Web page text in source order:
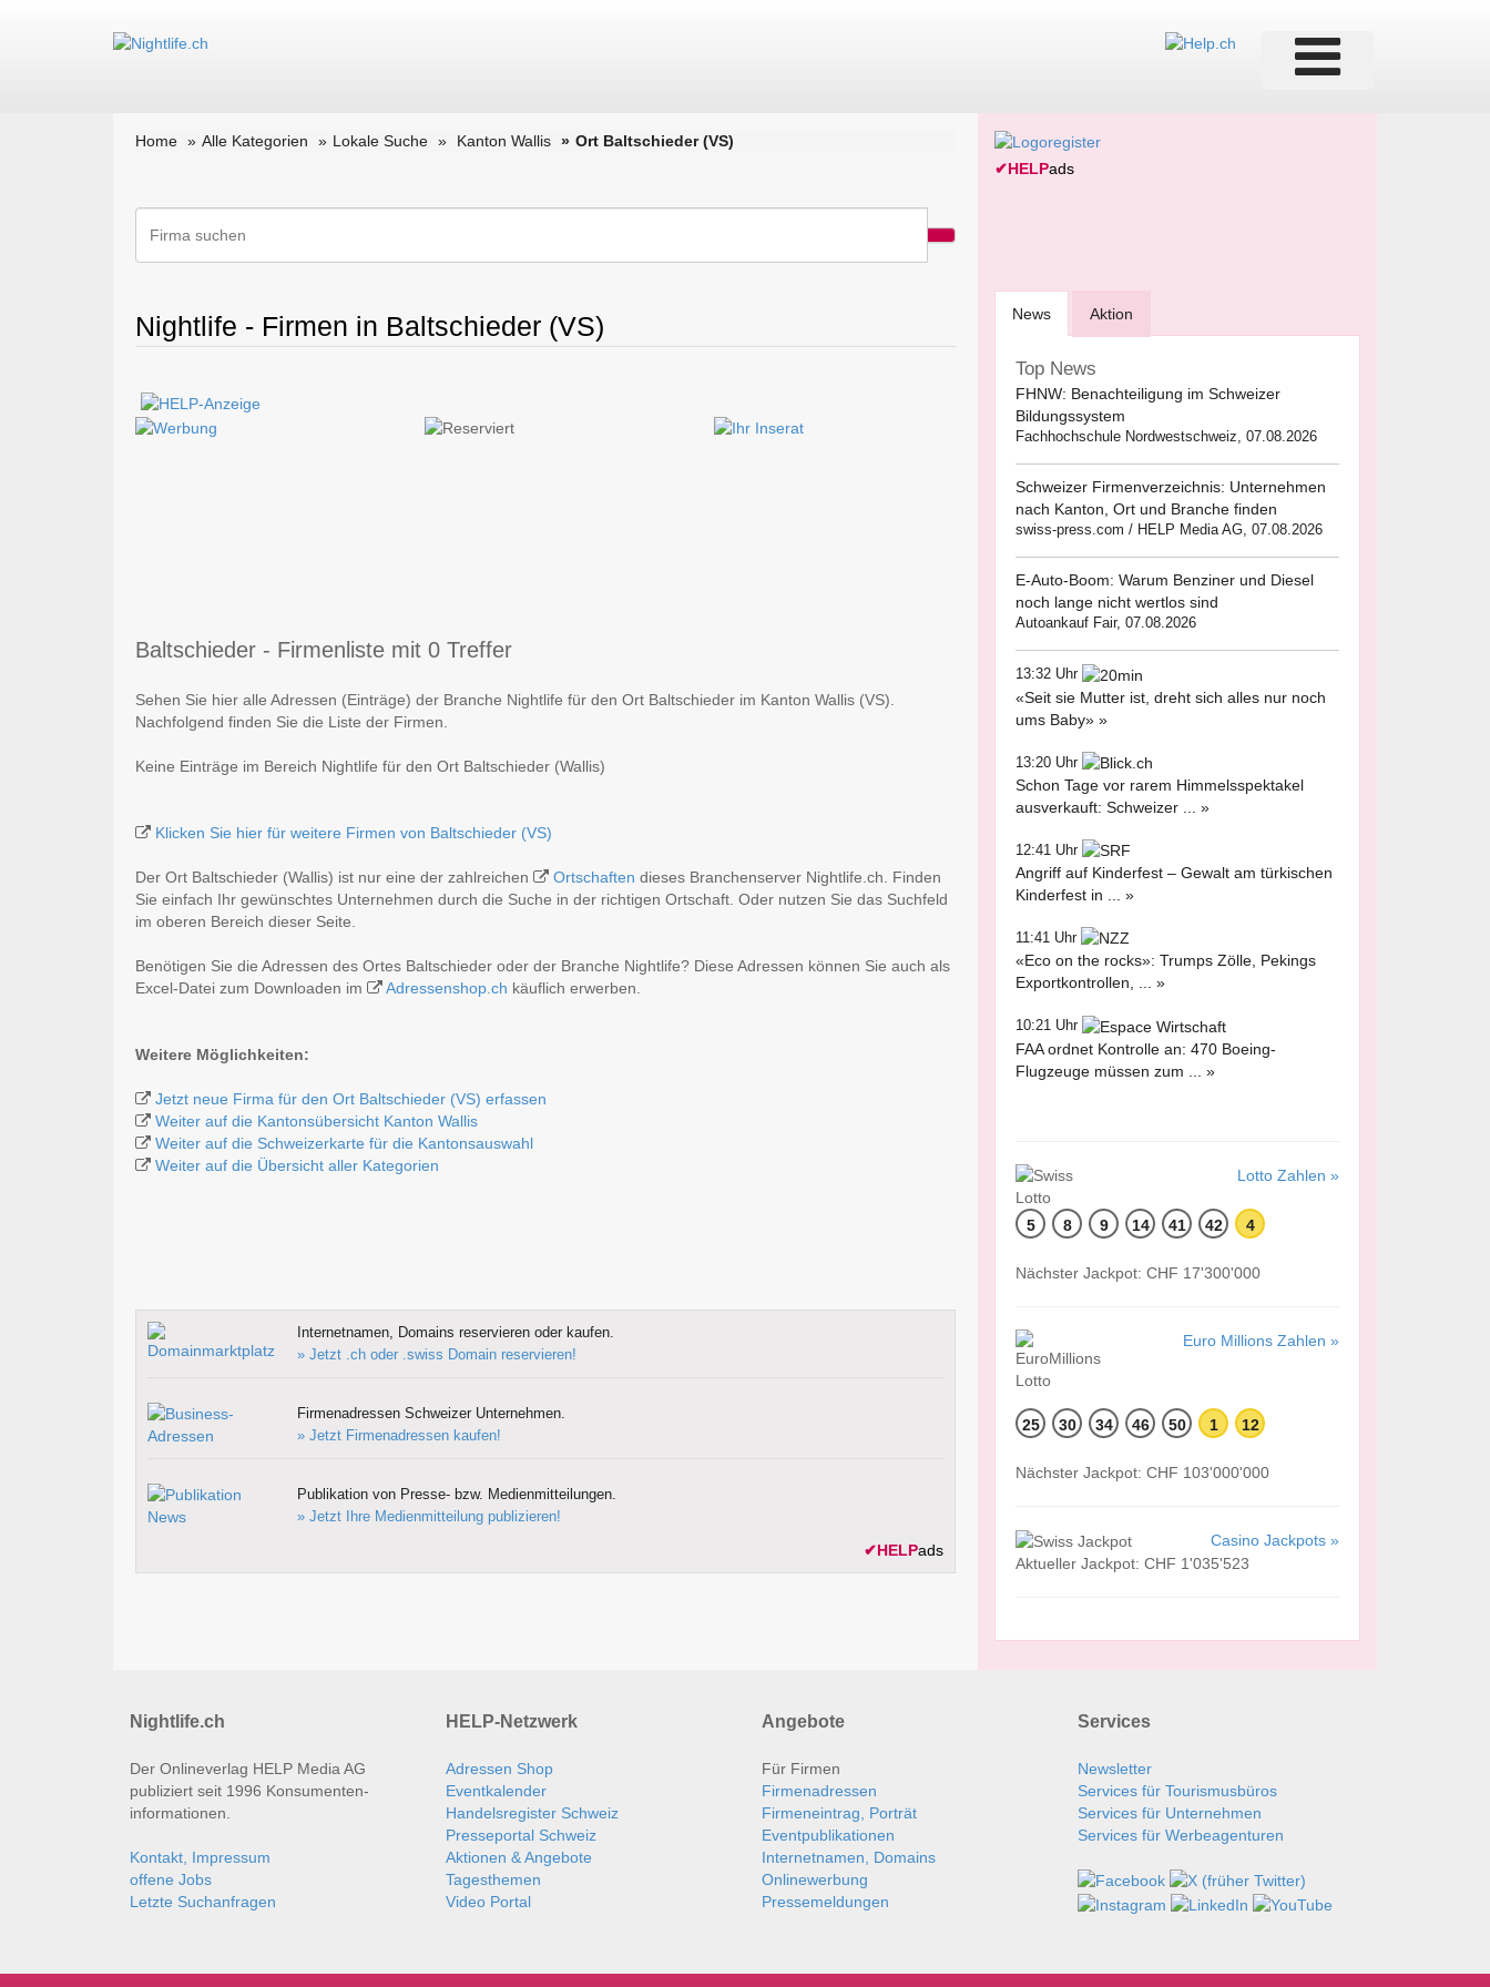
Home Alle Kategorien Lokale Suche Kanton Wallis Ort Baltschieder (VS)
Nightlife - Firmen in Baltschieder (VS)
Baltschieder - Firmenliste mit 0 Treffer
Sehen Sie hier alle Adressen (Einträge) der Branche Nightlife für den Ort Baltschieder im Kanton Wallis (VS).
Nachfolgend finden Sie die Liste der Firmen.
Keine Einträge im Bereich Nightlife für den Ort Baltschieder (Wallis)
Klicken Sie hier für weitere Firmen von Baltschieder (VS)
Der Ort Baltschieder (Wallis) ist nur eine der zahlreichen Ortschaften dieses Branchenserver Nightlife.ch. Finden
Sie einfach Ihr gewünschtes Unternehmen durch die Suche in der richtigen Ortschaft. Oder nutzen Sie das Suchfeld
im oberen Bereich dieser Seite.
Benötigen Sie die Adressen des Ortes Baltschieder oder der Branche Nightlife? Diese Adressen können Sie auch als
Excel-Datei zum Downloaden im
Adressenshop.ch käuflich erwerben.
Weitere Möglichkeiten:
Jetzt neue Firma für den Ort Baltschieder (VS) erfassen
Weiter auf die Kantonsübersicht Kanton Wallis
Weiter auf die Schweizerkarte für die Kantonsauswahl
Weiter auf die Übersicht aller Kategorien
Internetnamen, Domains reservieren oder kaufen.
» Jetzt .ch oder .swiss Domain reservieren!
Firmenadressen Schweizer Unternehmen.
» Jetzt Firmenadressen kaufen!
Publikation von Presse- bzw. Medienmitteilungen.
» Jetzt Ihre Medienmitteilung publizieren!
✔HELPads
✔HELPads
News Aktion
Top News
FHNW: Benachteiligung im Schweizer
Bildungssystem
Fachhochschule Nordwestschweiz, 07.08.2026
Schweizer Firmenverzeichnis: Unternehmen
nach Kanton, Ort und Branche finden
swiss-press.com / HELP Media AG, 07.08.2026
E-Auto-Boom: Warum Benziner und Diesel
noch lange nicht wertlos sind
Autoankauf Fair, 07.08.2026
13:32 Uhr
«Seit sie Mutter ist, dreht sich alles nur noch
ums Baby» »
13:20 Uhr
Schon Tage vor rarem Himmelsspektakel
ausverkauft: Schweizer ... »
12:41 Uhr
Angriff auf Kinderfest – Gewalt am türkischen
Kinderfest in ... »
11:41 Uhr
«Eco on the rocks»: Trumps Zölle, Pekings
Exportkontrollen, ... »
10:21 Uhr
FAA ordnet Kontrolle an: 470 Boeing-
Flugzeuge müssen zum ... »
Lotto Zahlen »
5 8 9 14 41 42 4
Nächster Jackpot: CHF 17'300'000
Euro Millions Zahlen »
25 30 34 46 50 1 12
Nächster Jackpot: CHF 103'000'000
Casino Jackpots »
Aktueller Jackpot: CHF 1'035'523
Nightlife.ch
Der Onlineverlag HELP Media AG
publiziert seit 1996 Konsumenten­
informationen.
Kontakt, Impressum
offene Jobs
Letzte Suchanfragen
HELP-Netzwerk
Adressen Shop
Eventkalender
Handelsregister Schweiz
Presseportal Schweiz
Aktionen & Angebote
Tagesthemen
Video Portal
Angebote
Für Firmen
Firmenadressen
Firmeneintrag, Porträt
Eventpublikationen
Internetnamen, Domains
Onlinewerbung
Pressemeldungen
Services
Newsletter
Services für Tourismusbüros
Services für Unternehmen
Services für Werbeagenturen